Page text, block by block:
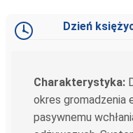
Dzień
Charakterystyka:
okres gromadzenia
pasywnemu